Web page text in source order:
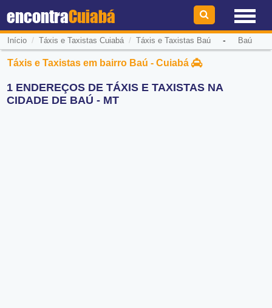
encontraCuiabá
Início / Táxis e Taxistas Cuiabá/ Táxis e Taxistas Baú- Baú
Táxis e Taxistas em bairro Baú - Cuiabá
1 ENDEREÇOS DE TÁXIS E TAXISTAS NA
CIDADE DE BAÚ - MT